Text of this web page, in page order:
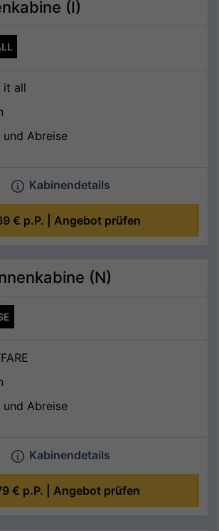
(I)
it all
Abreise
Kabinendetails
€ p.P. | Angebot prüfen
(N)
Abreise
Kabinendetails
€ p.P. | Angebot prüfen